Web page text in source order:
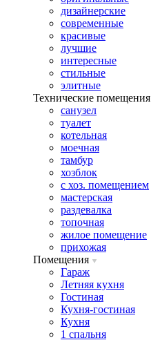
дизайнерские
современные
красивые
лучшие
интересные
стильные
элитные
Технические помещения
санузел
туалет
котельная
моечная
тамбур
хозблок
с хоз. помещением
мастерская
раздевалка
топочная
жилое помещение
прихожая
Помещения
Гараж
Летняя кухня
Гостиная
Кухня-гостиная
Кухня
1 спальня